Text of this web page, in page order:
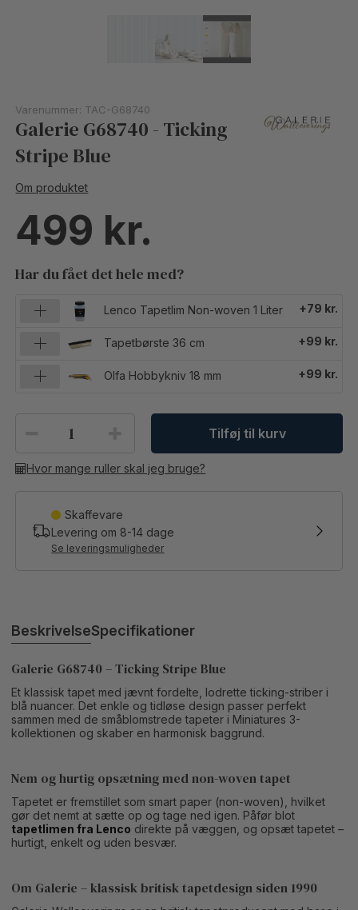
Varenummer: TAC-G68740
Galerie G68740 - Ticking
Stripe Blue
Om produktet
499
Har du fået det hele med?
Lenco Tapetlim Non-woven 1 Liter +79 kr.
Tapetbørste 36 cm +99 kr.
Olfa Hobbykniv 18 mm +99 kr.
Tilføj til kurv
Hvor mange ruller skal jeg bruge?
Skaffevare
Levering om 8-14 dage
Se leveringsmuligheder
BeskrivelseSpecifikationer
Galerie G68740 – Ticking Stripe Blue
Et klassisk tapet med jævnt fordelte, lodrette ticking-striber i
blå nuancer. Det enkle og tidløse design passer perfekt
sammen med de småblomstrede tapeter i Miniatures 3-
kollektionen og skaber en harmonisk baggrund.
Nem og hurtig opsætning med non-woven tapet
Tapetet er fremstillet som smart paper (non-woven), hvilket
gør det nemt at sætte op og tage ned igen. Påfør blot
tapetlimen fra Lenco direkte på væggen, og opsæt tapetet –
hurtigt, enkelt og uden besvær.
Om Galerie – klassisk britisk tapetdesign siden 1990